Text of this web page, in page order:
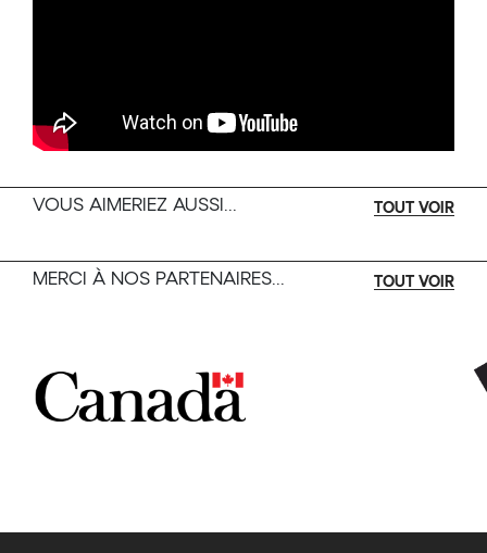
VOUS AIMERIEZ AUSSI... TOUT VOIR
MERCI À NOS PARTENAIRES... TOUT VOIR